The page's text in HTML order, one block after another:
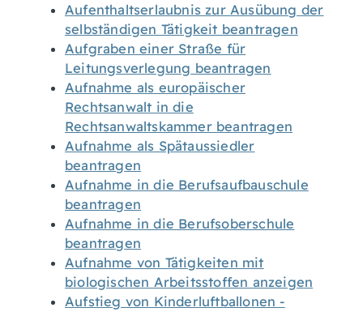
Aufenthaltserlaubnis zur Ausübung der
selbständigen Tätigkeit beantragen
Aufgraben einer Straße für
Leitungsverlegung beantragen
Aufnahme als europäischer
Rechtsanwalt in die
Rechtsanwaltskammer beantragen
Aufnahme als Spätaussiedler
beantragen
Aufnahme in die Berufsaufbauschule
beantragen
Aufnahme in die Berufsoberschule
beantragen
Aufnahme von Tätigkeiten mit
biologischen Arbeitsstoffen anzeigen
Aufstieg von Kinderluftballonen -